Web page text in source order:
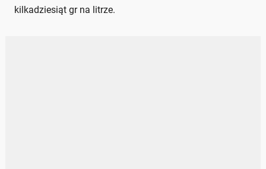
kilkadziesiąt gr na litrze.